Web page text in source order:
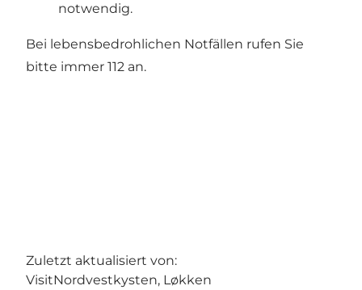
notwendig.
Bei lebensbedrohlichen Notfällen rufen Sie
bitte immer 112 an.
Zuletzt aktualisiert von:
VisitNordvestkysten, Løkken